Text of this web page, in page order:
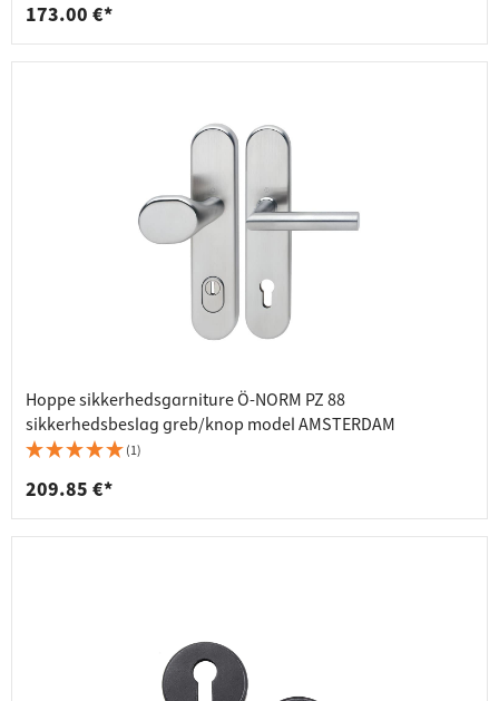
173.00 €*
Hoppe sikkerhedsgarniture Ö-NORM PZ 88
sikkerhedsbeslag greb/knop model AMSTERDAM
(1)
209.85 €*